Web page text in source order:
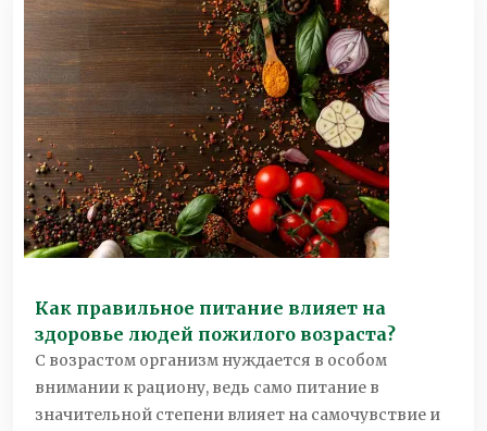
Как правильное питание влияет на
здоровье людей пожилого возраста?
С возрастом организм нуждается в особом
внимании к рациону, ведь само питание в
значительной степени влияет на самочувствие и